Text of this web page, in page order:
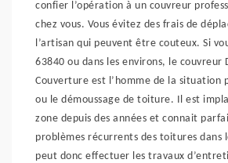
confier l’opération à un couvreur
chez vous. Vous évitez des frais de
l’artisan qui peuvent être couteux. Si
63840 ou dans les environs, le couvreur
Couverture est l’homme de la situation
ou le démoussage de toiture. Il est
zone depuis des années et connait
problèmes récurrents des toitures dans
peut donc effectuer les travaux